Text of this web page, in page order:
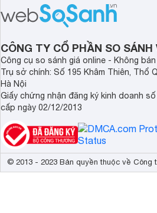
1 tuổi tốt mà mẹ bỉm nên lựa chọn.
CÔNG TY CỔ PHẦN SO SÁNH
Công cụ so sánh giá online - Không bán
Trụ sở chính: Số 195 Khâm Thiên, Thổ
Hà Nội
Giấy chứng nhận đăng ký kinh doanh số
cấp ngày 02/12/2013
© 2013 - 2023 Bản quyền thuộc về Công